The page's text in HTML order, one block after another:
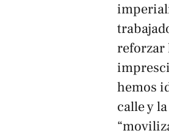
reforzar
hemos
calle y